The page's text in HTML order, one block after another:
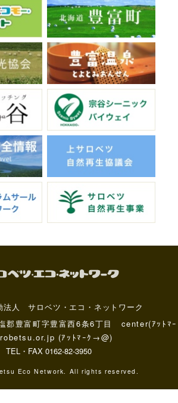
法人 サロベツ・エコ・ネットワーク
郡豊富町字豊富西6条6丁目 center(ｱｯﾄﾏｰ
(ｱｯﾄﾏｰｸ→@)
TEL・FAX 0162-82-3950
Eco Network. All rights reserved.